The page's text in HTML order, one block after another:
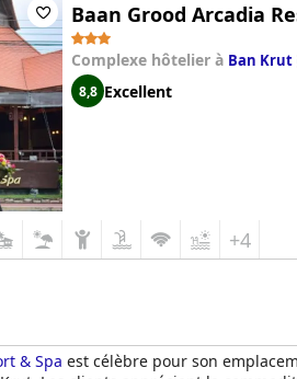
Baan Grood Arcadia
Complexe hôtelier à Ban Krut
8,8 Excellent
+4
& Spa est célèbre pour son